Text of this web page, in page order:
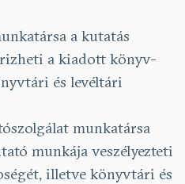
a kutatás
a kiadott könyv-
és levéltári
munkatársa
munkája veszé­lyezteti
illetve könyvtári és